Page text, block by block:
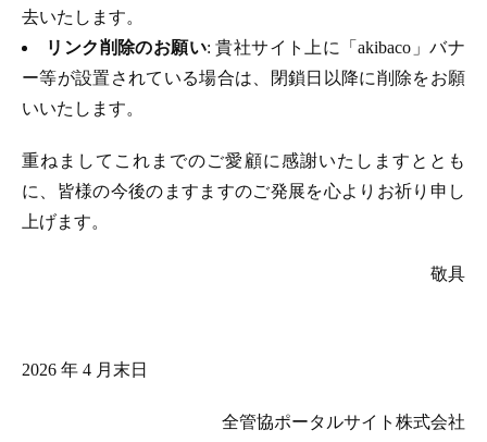
去いたします。
リンク削除のお願い: 貴社サイト上に「akibaco」バナ
ー等が設置されている場合は、閉鎖日以降に削除をお願
いいたします。
重ねましてこれまでのご愛顧に感謝いたしますととも
に、皆様の今後のますますのご発展を心よりお祈り申し
上げます。
敬具
2026 年 4 月末日
全管協ポータルサイト株式会社